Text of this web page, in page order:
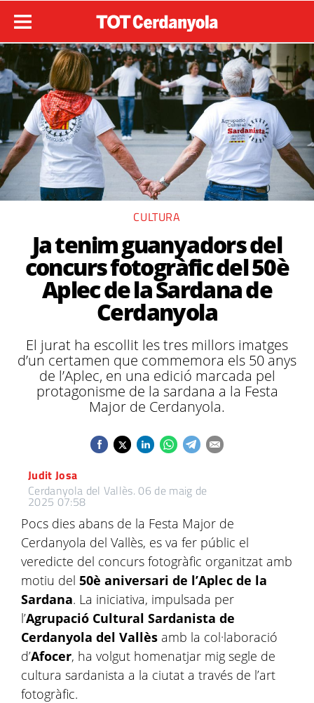
CULTURA
Ja tenim guanyadors del
concurs fotogràfic del 50è
Aplec de la Sardana de
Cerdanyola
El jurat ha escollit les tres millors imatges
d’un certamen que commemora els 50 anys
de l’Aplec, en una edició marcada pel
protagonisme de la sardana a la Festa
Major de Cerdanyola.
Judit Josa
Cerdanyola del Vallès. 06 de maig de
2025 07:58
Pocs dies abans de la Festa Major de
Cerdanyola del Vallès, es va fer públic el
veredicte del concurs fotogràfic organitzat amb
motiu del 50è aniversari de l’Aplec de la
Sardana. La iniciativa, impulsada per
l’Agrupació Cultural Sardanista de
Cerdanyola del Vallès amb la col·laboració
d’Afocer, ha volgut homenatjar mig segle de
cultura sardanista a la ciutat a través de l’art
fotogràfic.